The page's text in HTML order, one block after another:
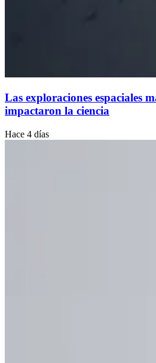
Las exploraciones espaciales
impactaron la ciencia
Hace 4 días